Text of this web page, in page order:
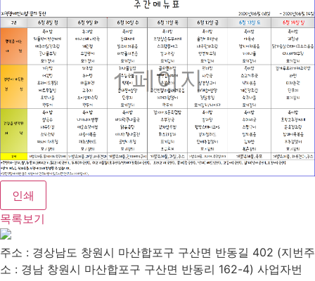
인쇄
목록보기
주소 : 경상남도 창원시 마산합포구 구산면 반동길 402 (지번주
소 : 경남 창원시 마산합포구 구산면 반동리 162-4) 사업자번